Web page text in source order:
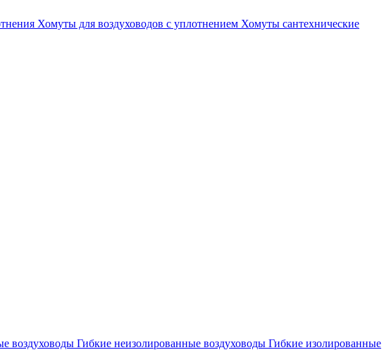
Хомуты для воздуховодов с уплотнением Хомуты сантехнические
воздуховоды Гибкие неизолированные воздуховоды Гибкие изолированные